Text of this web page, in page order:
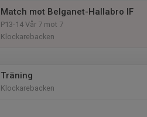
Match mot Belganet-Hallabro IF
P13-14 Vår 7 mot 7
Klockarebacken
Träning
Klockarebacken